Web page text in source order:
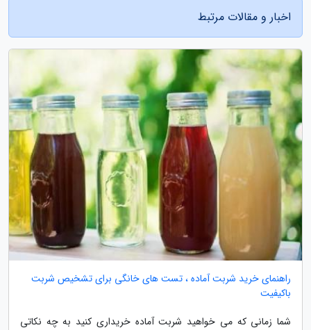
اخبار و مقالات مرتبط
راهنمای خرید شربت آماده ، تست های خانگی برای تشخیص شربت
باکیفیت
شما زمانی که می خواهید شربت آماده خریداری کنید به چه نکاتی